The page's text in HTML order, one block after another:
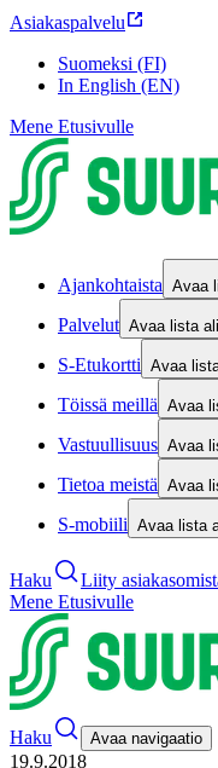
Asiakaspalvelu
Suomeksi (FI)
In English (EN)
Mene Etusivulle
Ajankohtaista Avaa
Palvelut Avaa lista
S-Etukortti Avaa
Töissä meillä Avaa
Vastuullisuus Avaa
Tietoa meistä Avaa
S-mobiili Avaa lista
Haku
Liity
Mene Etusivulle
Haku Avaa navigaatio
19.9.2018